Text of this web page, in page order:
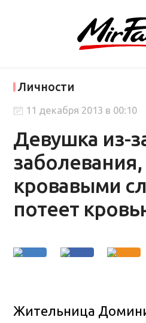
Личности
Девушка из-
заболевания,
кровавыми
потеет
11 декабря 2013 в 00:10
Жительница